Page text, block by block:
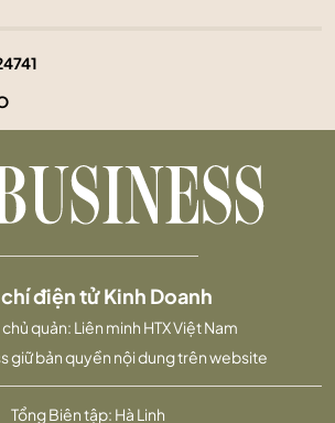
Tổng Biên tập: Hà Linh
điện tử Kinh Doanh
quản: Liên minh HTX Việt Nam
giữ bản quyền nội dung trên website